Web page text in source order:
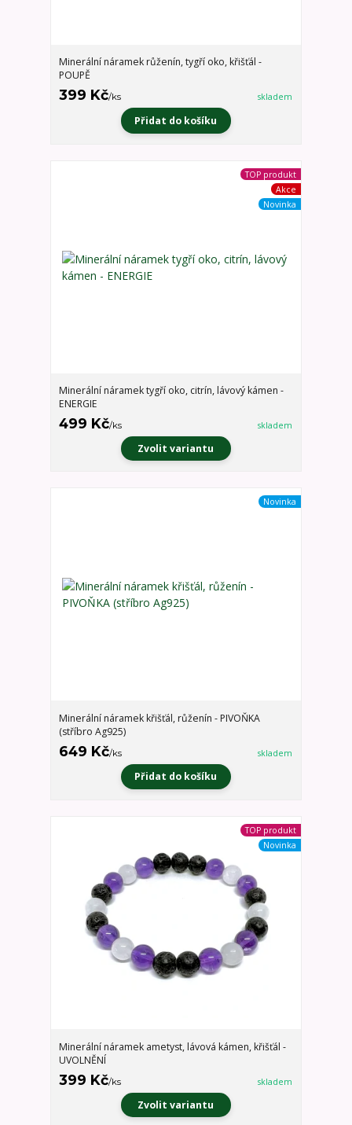
Minerální náramek růženín, tygří oko, křišťál -
POUPĚ
399 Kč/ks skladem
Přidat do košíku
TOP produkt
Akce
Novinka
Minerální náramek tygří oko, citrín, lávový kámen -
ENERGIE
499 Kč/ks skladem
Zvolit variantu
Novinka
Minerální náramek křišťál, růženín - PIVOŇKA
(stříbro Ag925)
649 Kč/ks skladem
Přidat do košíku
TOP produkt
Novinka
Minerální náramek ametyst, lávová kámen, křišťál -
UVOLNĚNÍ
399 Kč/ks skladem
Zvolit variantu